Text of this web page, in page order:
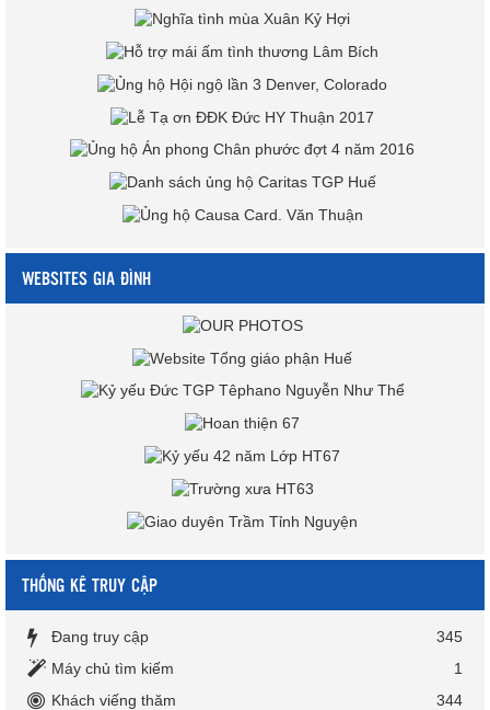
WEBSITES GIA ĐÌNH
THỐNG KÊ TRUY CẬP
Đang truy cập
345
Máy chủ tìm kiếm
1
Khách viếng thăm
344